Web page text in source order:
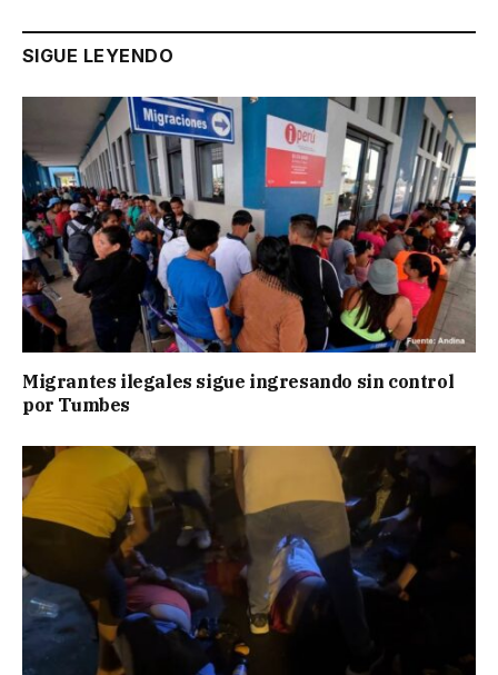
SIGUE LEYENDO
Migrantes ilegales sigue ingresando sin control
por Tumbes